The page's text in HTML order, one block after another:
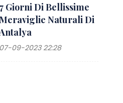
7 Giorni Di Bellissime
Naturali Di
07-09-2023 22:28